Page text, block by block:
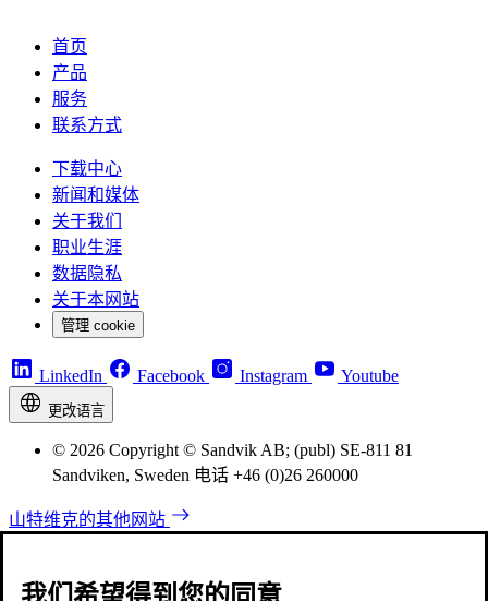
首页
产品
服务
联系方式
下载中心
新闻和媒体
关于我们
职业生涯
数据隐私
关于本网站
管理 cookie
LinkedIn Facebook Instagram Youtube
更改语言
© 2026 Copyright © Sandvik AB; (publ) SE-811 81
Sandviken, Sweden 电话 +46 (0)26 260000
山特维克的其他网站
我们希望得到您的同意